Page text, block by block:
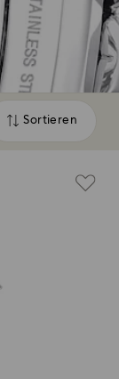
Sortieren
Sortieren